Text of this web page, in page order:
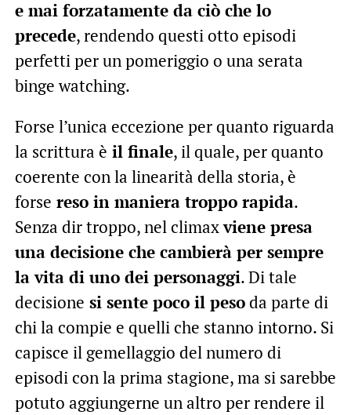
e mai forzatamente da ciò che lo
precede, rendendo questi otto episodi
perfetti per un pomeriggio o una serata
binge watching.
Forse l’unica eccezione per quanto riguarda
la scrittura è il finale, il quale, per quanto
coerente con la linearità della storia, è
forse reso in maniera troppo rapida.
Senza dir troppo, nel climaxviene presa
una decisione che cambierà per sempre
la vita di uno dei personaggi. Di tale
decisione si sente poco il pesoda parte di
chi la compie e quelli che stanno intorno. Si
capisce il gemellaggio del numero di
episodi con la prima stagione, ma si sarebbe
potuto aggiungerne un altro per rendere il